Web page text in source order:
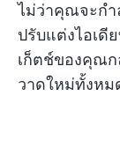
ไม่ว่าคุณจะกำ
ปรับแต่งไอเดี
เก็ตช์ของคุณ
วาดใหม่ทั้งหม